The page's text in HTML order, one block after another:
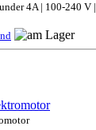
4A | 100-240 V |